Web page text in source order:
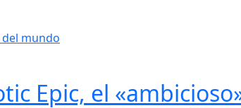
mundo
Epic, el